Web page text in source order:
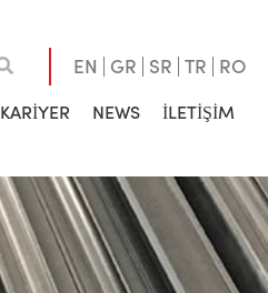
EN GR SR TR RO
KARİYER NEWS İLETİŞİM